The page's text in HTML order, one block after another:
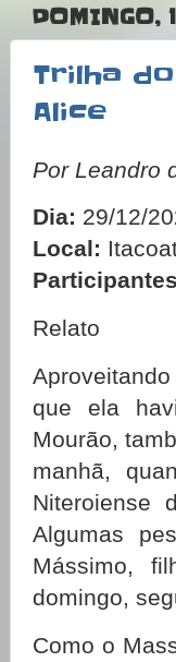
DOMINGO,
Trilha
Alice
Por Leandro
Dia: 29/12/
Local:
Relato
que ela
Mourão,
manhã,
Niteroiense
Algumas
Mássimo,
domingo,
Como o